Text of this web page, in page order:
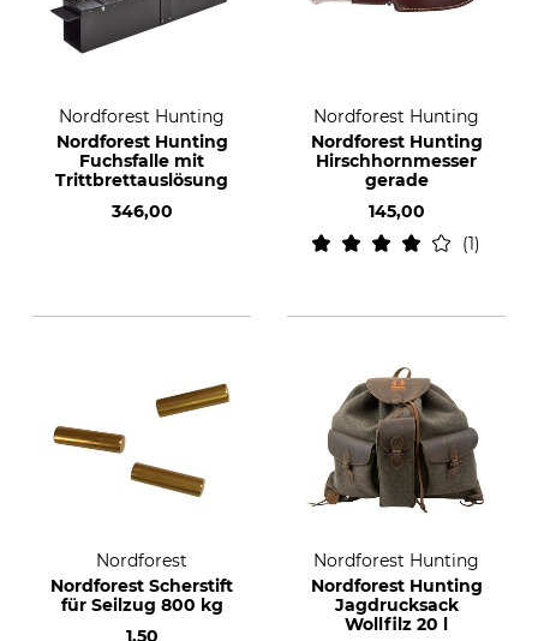
Nordforest Hunting
Nordforest Hunting
Fuchsfalle mit
Trittbrettauslösung
346,00
Nordforest Hunting
Nordforest Hunting
Hirschhornmesser
gerade
145,00
1
Nordforest
Nordforest Scherstift
für Seilzug 800 kg
1,50
Nordforest Hunting
Nordforest Hunting
Jagdrucksack
Wollfilz 20 l